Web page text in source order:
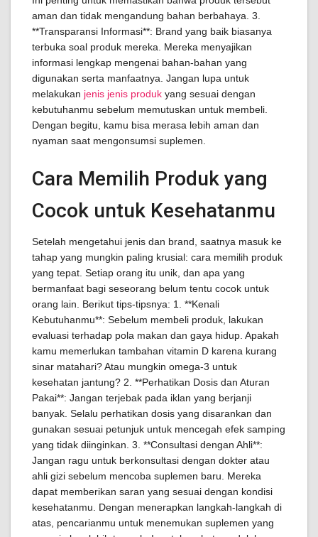
aman dan tidak mengandung bahan berbahaya. 3.
**Transparansi Informasi**: Brand yang baik biasanya
terbuka soal produk mereka. Mereka menyajikan
informasi lengkap mengenai bahan-bahan yang
digunakan serta manfaatnya. Jangan lupa untuk
melakukan jenis jenis produk yang sesuai dengan
kebutuhanmu sebelum memutuskan untuk membeli.
Dengan begitu, kamu bisa merasa lebih aman dan
nyaman saat mengonsumsi suplemen.
Cara Memilih Produk yang
Cocok untuk Kesehatanmu
Setelah mengetahui jenis dan brand, saatnya masuk ke
tahap yang mungkin paling krusial: cara memilih produk
yang tepat. Setiap orang itu unik, dan apa yang
bermanfaat bagi seseorang belum tentu cocok untuk
orang lain. Berikut tips-tipsnya: 1. **Kenali
Kebutuhanmu**: Sebelum membeli produk, lakukan
evaluasi terhadap pola makan dan gaya hidup. Apakah
kamu memerlukan tambahan vitamin D karena kurang
sinar matahari? Atau mungkin omega-3 untuk
kesehatan jantung? 2. **Perhatikan Dosis dan Aturan
Pakai**: Jangan terjebak pada iklan yang berjanji
banyak. Selalu perhatikan dosis yang disarankan dan
gunakan sesuai petunjuk untuk mencegah efek samping
yang tidak diinginkan. 3. **Consultasi dengan Ahli**:
Jangan ragu untuk berkonsultasi dengan dokter atau
ahli gizi sebelum mencoba suplemen baru. Mereka
dapat memberikan saran yang sesuai dengan kondisi
kesehatanmu. Dengan menerapkan langkah-langkah di
atas, pencarianmu untuk menemukan suplemen yang